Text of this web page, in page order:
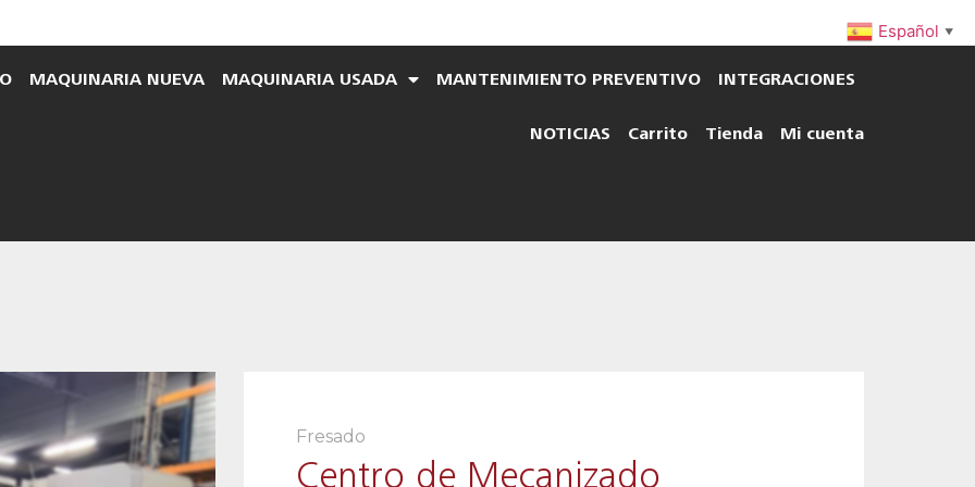
MAQUINARIA NUEVA MAQUINARIA USADA MANTENIMIENTO PREVENTIVO INTEGRACIONES
NOTICIAS Carrito Tienda Mi cuenta
Fresado
Centro de Mecanizado
Español ▼